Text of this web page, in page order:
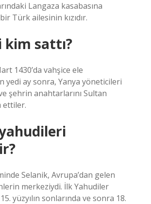
Langaza kasabasına
Türk ailesinin kızıdır.
kim sattı?
1430’da vahşice ele
yedi ay sonra, Yanya yöneticileri
şehrin anahtarlarını Sultan
ettiler.
Selanik, Avrupa’dan gelen
merkeziydi. İlk Yahudiler
yüzyılın sonlarında ve sonra 18.